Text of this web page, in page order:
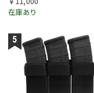
在庫あり